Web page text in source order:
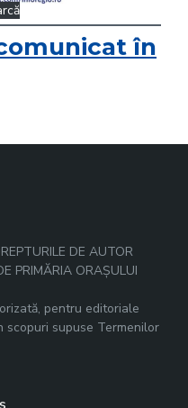
în
DE AUTOR
PRIMĂRIA ORAȘULUI
pentru editoriale
scopuri supuse Termenilor